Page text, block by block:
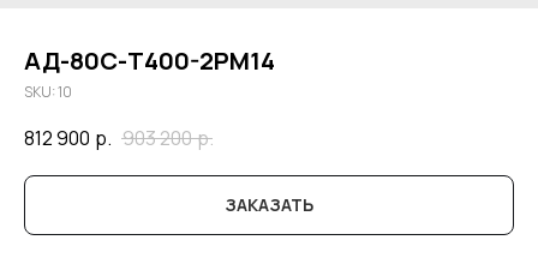
АД-80С-Т400-2РМ14
SKU:10
812 900 р. 903 200р.
ЗАКАЗАТЬ